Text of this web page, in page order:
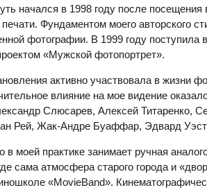
начался в 1998 году после
печати. Фундаментом моего авторского
фотографии. В 1999 году
«Мужской фотопортрет».
активно участвовала в жизни
влияние на мое видение
Слюсарев, Алексей Титаренко,
Рей, Жак-Андре Буаффар, Эдвард
в моей практике занимает ручная
сама атмосфера старого города и
«MovieBand».